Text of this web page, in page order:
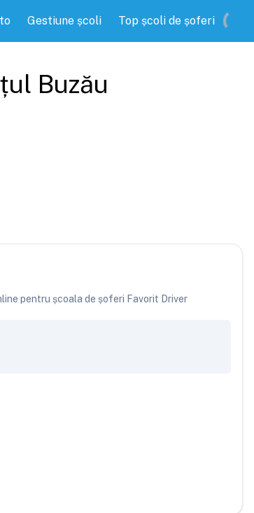
Gestiune școli Top școli de șoferi
Buzău
pentru școala de șoferi Favorit Driver